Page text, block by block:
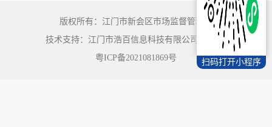
扫码打开小程序
版权所有：江门市新会区市场监督管理局
技术支持：江门市浩百信息科技有限公司
2022
粤ICP备2021081869号